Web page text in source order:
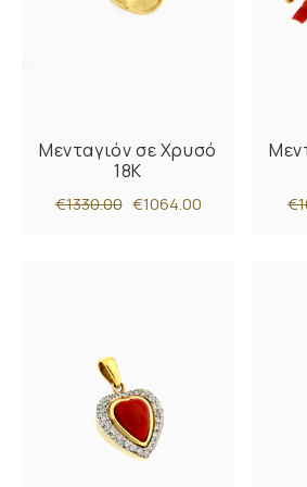
Μενταγιόν σε Χρυσό
18K
€1330.00 €1064.00